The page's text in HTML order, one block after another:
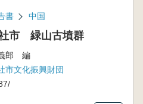
書 中国
市 緑山古墳群
郎 編
市文化振興財団